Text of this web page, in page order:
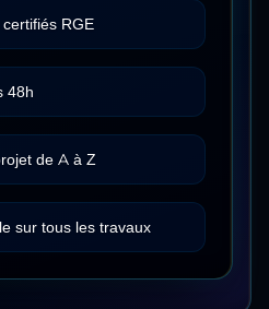
RGE
48h
de A à Z
sur tous les travaux